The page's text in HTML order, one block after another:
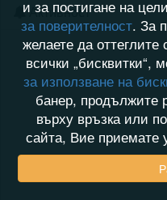
Активност
и за постигане на
за поверителност. За
желаете да
всички „бисквитки“,
за използване на
банер, продължите
върху връзка или
сайта, Вие приемате